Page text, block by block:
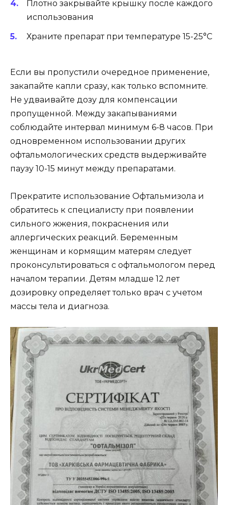
Плотно закрывайте крышку после каждого
использования
Храните препарат при температуре 15-25°C
Если вы пропустили очередное применение,
закапайте капли сразу, как только вспомните.
Не удваивайте дозу для компенсации
пропущенной. Между закапываниями
соблюдайте интервал минимум 6-8 часов. При
одновременном использовании других
офтальмологических средств выдерживайте
паузу 10-15 минут между препаратами.
Прекратите использование Офтальмизола и
обратитесь к специалисту при появлении
сильного жжения, покраснения или
аллергических реакций. Беременным
женщинам и кормящим матерям следует
проконсультироваться с офтальмологом перед
началом терапии. Детям младше 12 лет
дозировку определяет только врач с учетом
массы тела и диагноза.